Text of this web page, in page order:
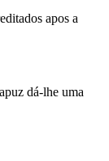
apos a
dá-lhe uma